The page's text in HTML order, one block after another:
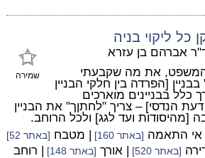
כל ליקוי בניה
שמירה
אברהם בן עזרא
המשפט, את מה שקבעתי
[הפרדה בין חלקי הבניין
בבניינים מוארכים
דעת הנדסי] – צריך "לחתןך" את הבניין
[מהיסודות ועד לגג] ולכל הרוחב.
אי התאמה [באתר 160] | מטבח [באתר 52]
[באתר 520] | אורך [באתר 148] | רוחב